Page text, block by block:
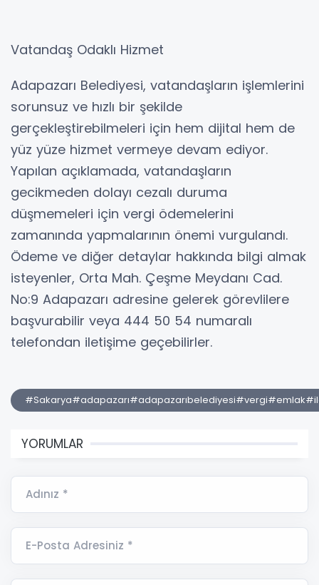
Vatandaş Odaklı Hizmet
Adapazarı Belediyesi, vatandaşların işlemlerini
sorunsuz ve hızlı bir şekilde
gerçekleştirebilmeleri için hem dijital hem de
yüz yüze hizmet vermeye devam ediyor.
Yapılan açıklamada, vatandaşların
gecikmeden dolayı cezalı duruma
düşmemeleri için vergi ödemelerini
zamanında yapmalarının önemi vurgulandı.
Ödeme ve diğer detaylar hakkında bilgi almak
isteyenler, Orta Mah. Çeşme Meydanı Cad.
No:9 Adapazarı adresine gelerek görevlilere
başvurabilir veya 444 50 54 numaralı
telefondan iletişime geçebilirler.
YORUMLAR
Adınız *
E-Posta Adresiniz *